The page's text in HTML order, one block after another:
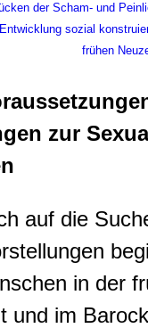
der Scham- und
sozial
frühen
zur
auf die
in der
und im